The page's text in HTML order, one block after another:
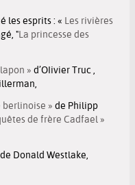
les esprits : « Les rivières
"La princesse des
»
d’OIivier Truc ,
berlinoise »
de Philipp
de frère Cadfael »
de Donald Westlake,